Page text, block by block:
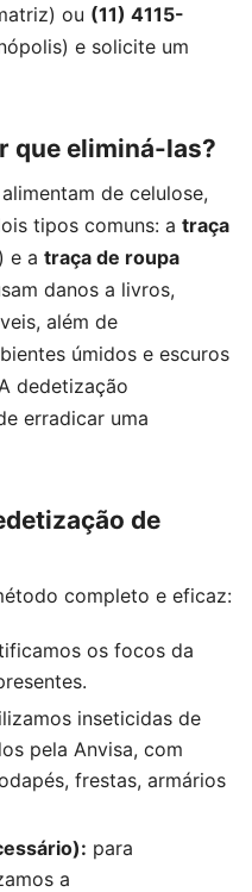
ou (11) 4115-
e solicite um
que eliminá-las?
de celulose,
tipos comuns: a traça
e a traça de roupa
danos a livros,
além de
úmidos e escuros
dedetização
erradicar uma
de
completo e eficaz:
os focos da
inseticidas de
pela Anvisa, com
frestas, armários
para
a